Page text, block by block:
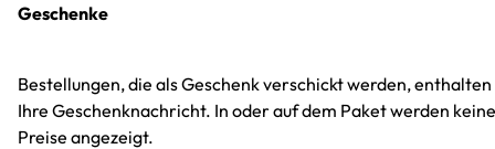
Geschenke
Bestellungen, die als Geschenk verschickt werden, enthalten
Ihre Geschenknachricht. In oder auf dem Paket werden keine
Preise angezeigt.